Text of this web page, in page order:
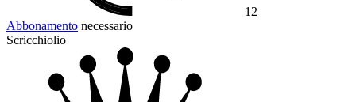
12
Abbonamento necessario
Scricchiolio